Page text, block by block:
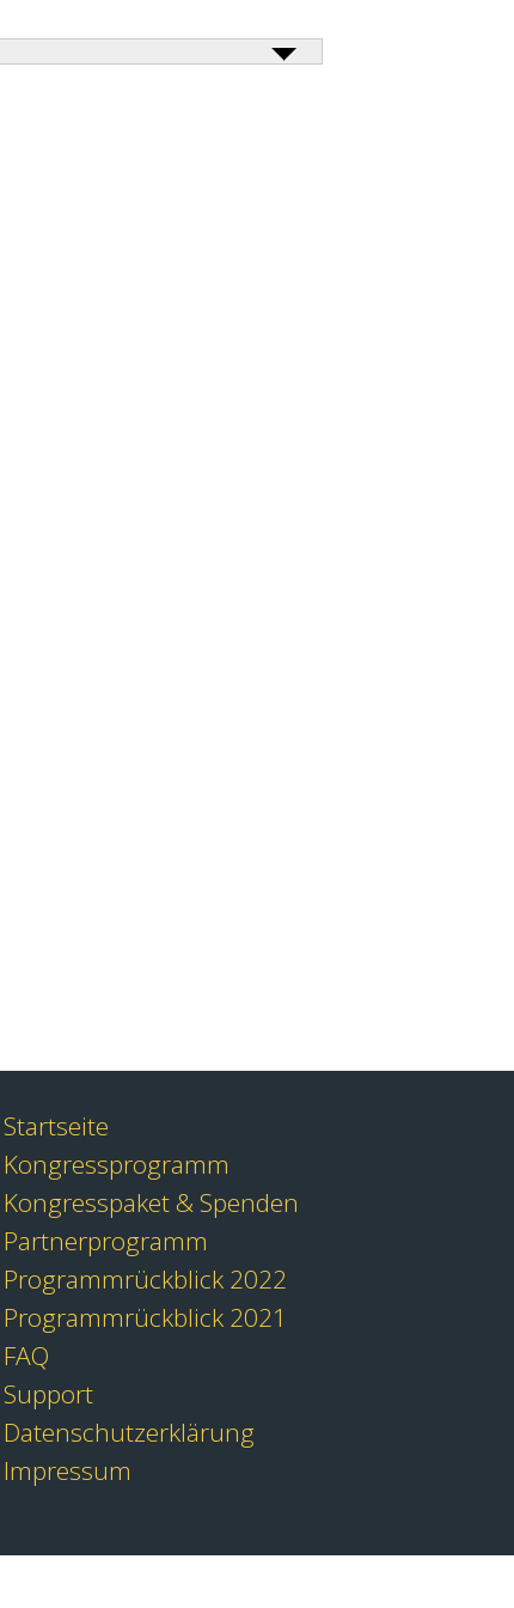
Startseite
Kongressprogramm
Kongresspaket & Spenden
Partnerprogramm
Programmrückblick 2022
Programmrückblick 2021
FAQ
Support
Datenschutzerklärung
Impressum